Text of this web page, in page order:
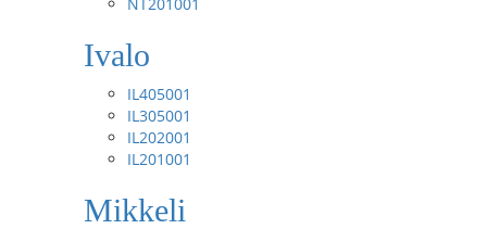
Ivalo
IL405001
IL305001
IL202001
IL201001
Mikkeli